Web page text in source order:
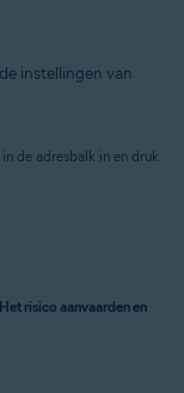
instellingen van
in de adresbalk in en druk
Het risico aanvaarden en